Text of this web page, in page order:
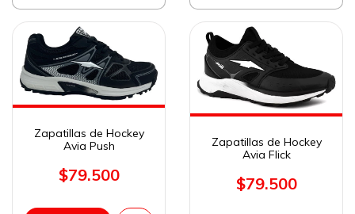
Zapatillas de Hockey
Avia Push
$79.500
Zapatillas de Hockey
Avia Flick
$79.500